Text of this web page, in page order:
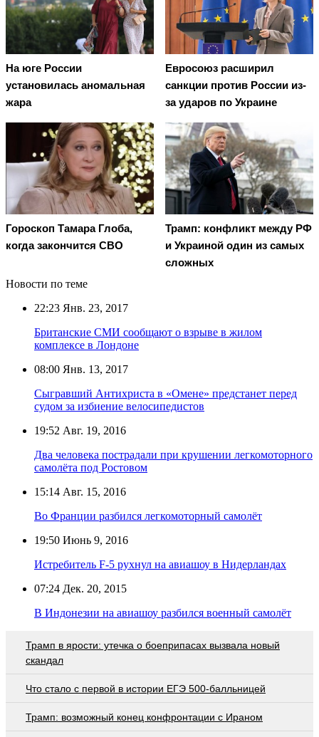
На юге России
установилась аномальная
жара
Евросоюз расширил
санкции против России из-
за ударов по Украине
Гороскоп Тамара Глоба,
когда закончится СВО
Трамп: конфликт между РФ
и Украиной один из самых
сложных
Новости по теме
22:23 Янв. 23, 2017
Британские СМИ сообщают о взрыве в жилом
комплексе в Лондоне
08:00 Янв. 13, 2017
Сыгравший Антихриста в «Омене» предстанет перед
судом за избиение велосипедистов
19:52 Авг. 19, 2016
Два человека пострадали при крушении легкомоторного
самолёта под Ростовом
15:14 Авг. 15, 2016
Во Франции разбился легкомоторный самолёт
19:50 Июнь 9, 2016
Истребитель F-5 рухнул на авиашоу в Нидерландах
07:24 Дек. 20, 2015
В Индонезии на авиашоу разбился военный самолёт
Трамп в ярости: утечка о боеприпасах вызвала новый
скандал
Что стало с первой в истории ЕГЭ 500-балльницей
Трамп: возможный конец конфронтации с Ираном